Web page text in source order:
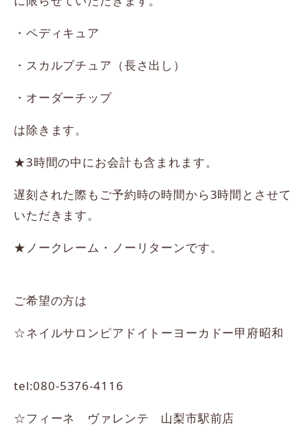
・ペディキュア
・スカルプチュア（長さ出し）
・オーダーチップ
は除きます。
★3時間の中にお会計も含まれます。
遅刻された際もご予約時の時間から3時間とさせて
いただきます。
★ノークレーム・ノーリターンです。
ご希望の方は
☆ネイルサロンピアドイトーヨーカドー甲府昭和
tel:080-5376-4116
☆フィーネ ヴァレンテ 山梨市駅前店